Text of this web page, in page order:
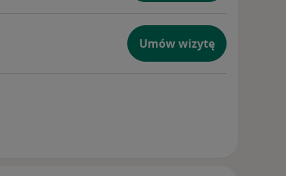
Umów wizytę